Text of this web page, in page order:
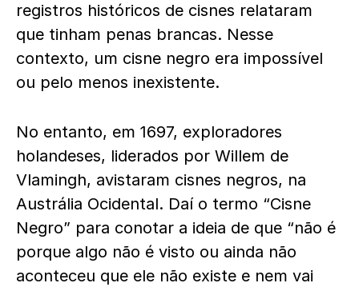
registros históricos de cisnes relataram
que tinham penas brancas. Nesse
contexto, um cisne negro era impossível
ou pelo menos inexistente.
No entanto, em 1697, exploradores
holandeses, liderados por Willem de
Vlamingh, avistaram cisnes negros, na
Austrália Ocidental. Daí o termo “Cisne
Negro” para conotar a ideia de que “não é
porque algo não é visto ou ainda não
aconteceu que ele não existe e nem vai